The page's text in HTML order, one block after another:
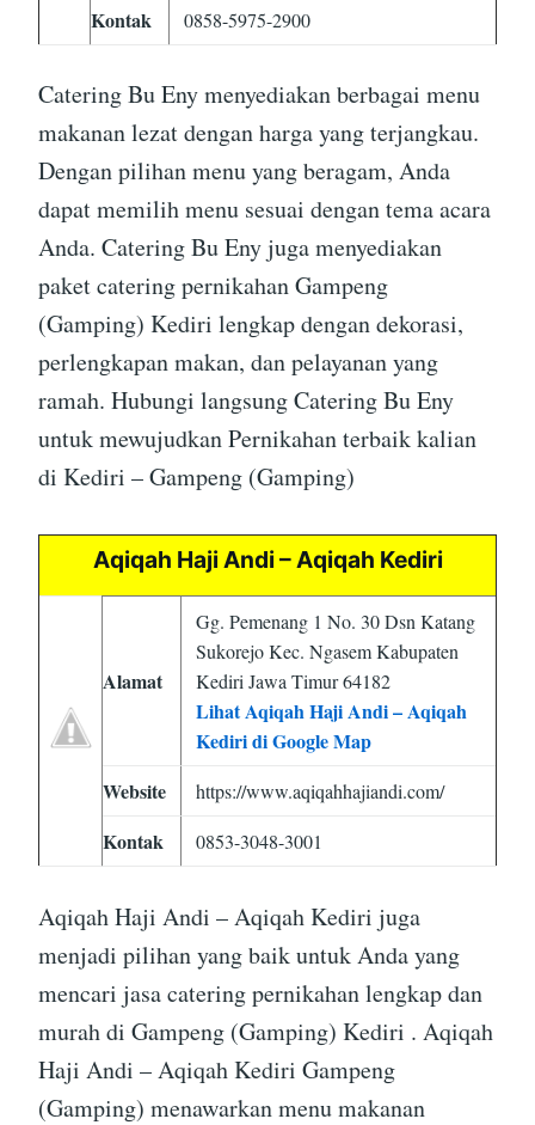
Kontak
0858-5975-2900
Catering Bu Eny menyediakan berbagai menu
makanan lezat dengan harga yang terjangkau.
Dengan pilihan menu yang beragam, Anda
dapat memilih menu sesuai dengan tema acara
Anda. Catering Bu Eny juga menyediakan
paket catering pernikahan Gampeng
(Gamping) Kediri lengkap dengan dekorasi,
perlengkapan makan, dan pelayanan yang
ramah. Hubungi langsung Catering Bu Eny
untuk mewujudkan Pernikahan terbaik kalian
di Kediri – Gampeng (Gamping)
Aqiqah Haji Andi – Aqiqah Kediri
Alamat
Gg. Pemenang 1 No. 30 Dsn Katang
Sukorejo Kec. Ngasem Kabupaten
Kediri Jawa Timur 64182
Lihat Aqiqah Haji Andi – Aqiqah
Kediri di Google Map
Website
https://www.aqiqahhajiandi.com/
Kontak 0853-3048-3001
Aqiqah Haji Andi – Aqiqah Kediri juga
menjadi pilihan yang baik untuk Anda yang
mencari jasa catering pernikahan lengkap dan
murah di Gampeng (Gamping) Kediri . Aqiqah
Haji Andi – Aqiqah Kediri Gampeng
(Gamping) menawarkan menu makanan